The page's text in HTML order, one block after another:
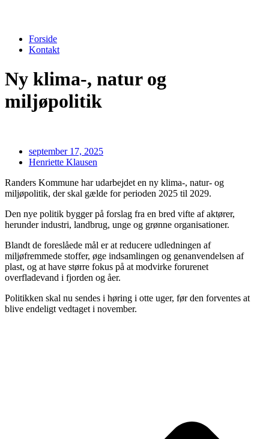
Forside
Kontakt
Ny klima-, natur og
miljøpolitik
september 17, 2025
Henriette Klausen
Randers Kommune har udarbejdet en ny klima-, natur- og
miljøpolitik, der skal gælde for perioden 2025 til 2029.
Den nye politik bygger på forslag fra en bred vifte af aktører,
herunder industri, landbrug, unge og grønne organisationer.
Blandt de foreslåede mål er at reducere udledningen af
miljøfremmede stoffer, øge indsamlingen og genanvendelsen af
plast, og at have større fokus på at modvirke forurenet
overfladevand i fjorden og åer.
Politikken skal nu sendes i høring i otte uger, før den forventes at
blive endeligt vedtaget i november.